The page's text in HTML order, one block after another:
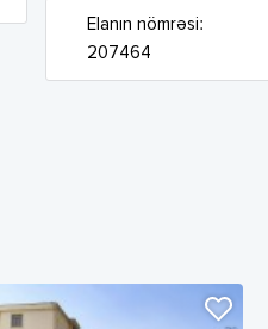
Elanın nömrəsi:
207464